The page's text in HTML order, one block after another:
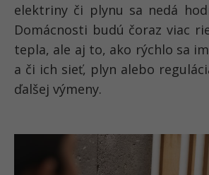
elektriny či plynu sa nedá
Domácnosti budú čoraz viac
tepla, ale aj to, ako rýchlo sa
a či ich sieť, plyn alebo
ďalšej výmeny.